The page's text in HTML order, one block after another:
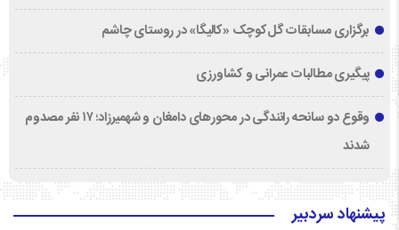
برگزاری مسابقات گل‌کوچک «کالیگا» در روستای چاشم
پیگیری مطالبات عمرانی و کشاورزی
وقوع دو سانحه رانندگی در محورهای دامغان و شهمیرزاد؛ ۱۷ نفر مصدوم
شدند
پیشنهاد سردبیر